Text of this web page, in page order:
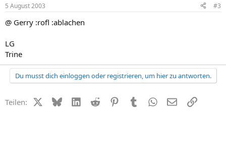
5 August 2003 #3
@ Gerry :rofl :ablachen
LG
Trine
Du musst dich einloggen oder registrieren, um hier zu antworten.
Teilen: X (Twitter)
BlueskyLinkedIn
Reddit PinterestTumblr WhatsApp
E-MailLink